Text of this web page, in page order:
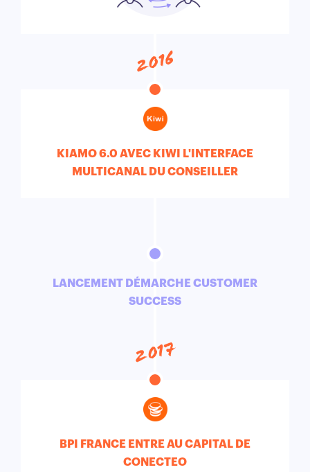
2016
KIAMO 6.0 AVEC KIWI L'INTERFACE
MULTICANAL DU CONSEILLER
LANCEMENT DÉMARCHE CUSTOMER
SUCCESS
2017
BPI FRANCE ENTRE AU CAPITAL DE
CONECTEO